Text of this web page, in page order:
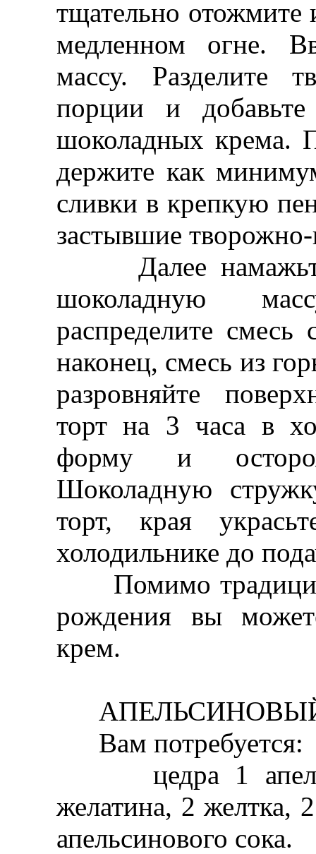
тщательно отожмите
медленном огне.
массу. Разделите
порции и
шоколадных крема.
держите как
сливки в крепкую
застывшие
Далее намажьте
шоколадную
распределите
наконец, смесь из
разровняйте
торт на 3 часа в
форму и
Шоколадную
торт, края
холодильнике до
Помимо
рождения вы
крем.
Вам потребуется:
цедра 1
желатина, 2 желтка,
апельсинового сока.